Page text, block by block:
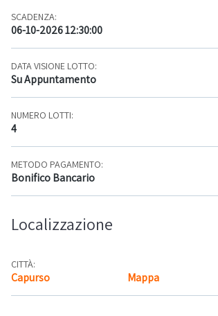
SCADENZA:
06-10-2026 12:30:00
DATA VISIONE LOTTO:
Su Appuntamento
NUMERO LOTTI:
4
METODO PAGAMENTO:
Bonifico Bancario
Localizzazione
CITTÀ:
Capurso Mappa